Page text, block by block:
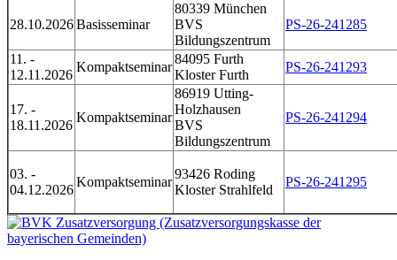
28.10.2026Basisseminar
80339 München
BVS
Bildungszentrum
PS-26-241285
11. -
12.11.2026
Kompaktseminar
84095 Furth
Kloster Furth
PS-26-241293
17. -
18.11.2026
Kompaktseminar
86919 Utting-
Holzhausen
BVS
Bildungszentrum
PS-26-241294
03. -
04.12.2026
Kompaktseminar
93426 Roding
Kloster Strahlfeld
PS-26-241295